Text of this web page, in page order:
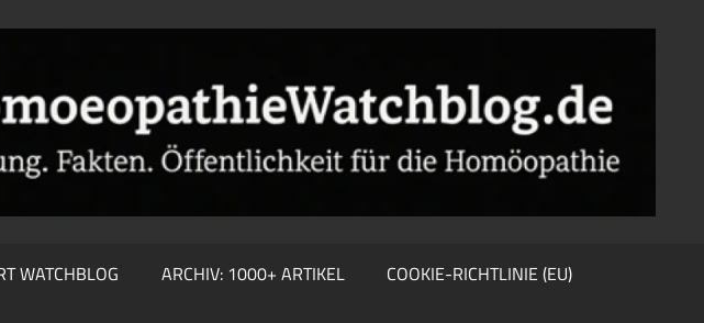
WATCHBLOG ARCHIV: 1000+ ARTIKEL
COOKIE-RICHTLINIE (EU)